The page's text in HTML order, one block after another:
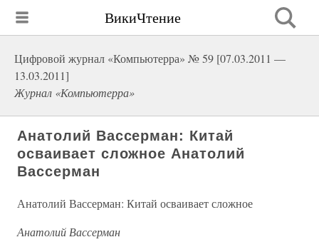
ВикиЧтение
Цифровой журнал «Компьютерра» № 59 [07.03.2011 —
13.03.2011]
Журнал «Компьютерра»
Анатолий Вассерман: Китай
осваивает сложное Анатолий
Вассерман
Анатолий Вассерман: Китай осваивает сложное
Анатолий Вассерман